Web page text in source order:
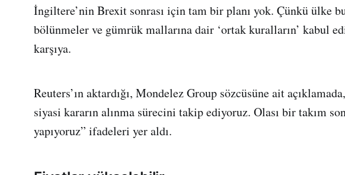
İngiltere’nin Brexit sonrası için tam bir planı yok. Çünkü ülke bu
bölünmeler ve gümrük mallarına dair ‘ortak kuralların’ kabul
karşıya.
Reuters’ın aktardığı, Mondelez Group sözcüsüne ait
siyasi kararın alınma sürecini takip ediyoruz. Olası bir takım
yapıyoruz” ifadeleri yer aldı.